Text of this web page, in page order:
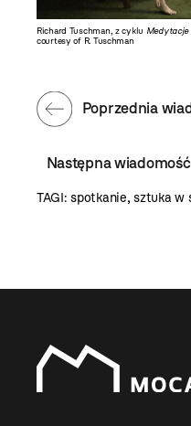
Richard Tuschman, z cyklu Medytacje
courtesy of R. Tuschman
Następna wiadomość
Poprzednia
TAGI:spotkanie,sztuka w